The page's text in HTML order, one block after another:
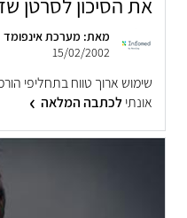
מאת: מערכת אינפומד
15/02/2002
שימוש ארוך טווח בתחליפי
אונתילכתבה המלאה